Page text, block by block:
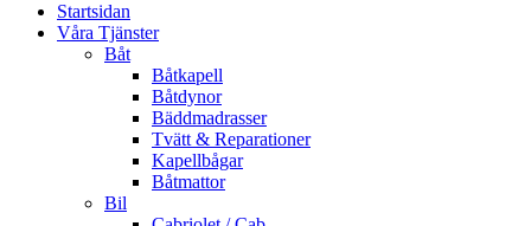
Startsidan
Våra Tjänster
Båt
Båtkapell
Båtdynor
Bäddmadrasser
Tvätt & Reparationer
Kapellbågar
Båtmattor
Bil